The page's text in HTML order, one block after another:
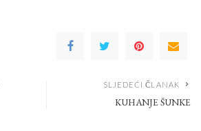
SLJEDEĆI ČLANAK
KUHANJE ŠUNKE